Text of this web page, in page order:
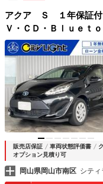
アクア Ｓ １年保証付
Ｖ・ＣＤ・Ｂｌｕｅｔ
止・ステアリングリモ
ミラー・プッシュスタ
販売店保証 車両状態評価書
オプション見積り可
岡山県岡山市南区 シテ